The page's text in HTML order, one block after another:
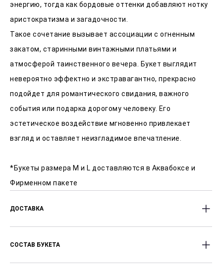
энергию, тогда как бордовые оттенки добавляют нотку
аристократизма и загадочности.
Такое сочетание вызывает ассоциации с огненным
закатом, старинными винтажными платьями и
атмосферой таинственного вечера. Букет выглядит
невероятно эффектно и экстравагантно, прекрасно
подойдет для романтического свидания, важного
события или подарка дорогому человеку. Его
эстетическое воздействие мгновенно привлекает
взгляд и оставляет неизгладимое впечатление.
*Букеты размера M и L доставляются в Аквабоксе и
Фирменном пакете
ДОСТАВКА
Доставляем цветы с 8:00 до 23:00 часов.
СОСТАВ БУКЕТА